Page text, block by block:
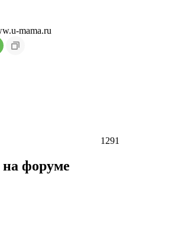
mama.ru
1291
форуме